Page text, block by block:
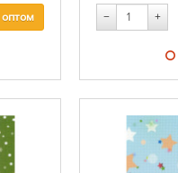
оптом − +